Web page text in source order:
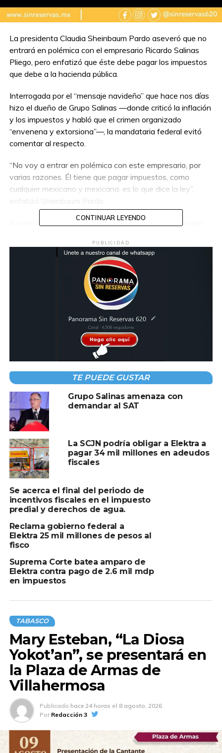
La presidenta Claudia Sheinbaum Pardo aseveró que no
entrará en polémica con el empresario Ricardo Salinas
Pliego, pero enfatizó que éste debe pagar los impuestos
que debe a la hacienda pública.
Interrogada por el “mensaje navideño” que hace nos días
hizo el dueño de Grupo Salinas —donde criticó la inflación
y los impuestos y habló que el crimen organizado
“envenena y extorsiona”—, la mandataria federal evitó
comentar al respecto.
“No voy a entrar en polémica con este empresario, por
varias razones. Él tiene que pagar impuestos, como
cualquier mexicano y mexicana, es lo que dice la ley”,
Aseveró que en muchas ocasiones diversos personajes
“pero a la hora que le corresponde a una u otra persona
cumplir con la ley, eso no se aplica para quien pide estado
Compartir en:
IMPUESTO
A CONTINUACIÓN
La FDA emite una advertencia urgente por
posible salmonela en huevos
NO TE PIERDAS
Detienen a joven tabasqueño en Playa del
Carmen con 248 dosis de presuntos
CONTINUAR LEYENDO
PUBLICIDAD
TE PUEDE GUSTAR
Grupo Salinas amenaza con
demandar al SAT
La SCJN podría obligar a Elektra a
pagar 34 mil millones en adeudos
fiscales
Se acerca el final del periodo de
incentivos fiscales en el impuesto
predial y derechos de agua.
Reclama gobierno federal a
Elektra 25 mil millones de pesos al
fisco
Suprema Corte batea amparo de
Elektra contra pago de 2.6 mil mdp
en impuestos
TABASCO
Mary Esteban, “La Diosa
Yokot’an”, se presentará en
la Plaza de Armas de
Villahermosa
Publicado hace 24 horas el 8 agosto, 2026
Por Redacción 3